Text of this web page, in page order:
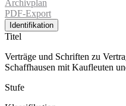
Archivplan
PDF-Export
Identifikation
Titel
Verträge und Schriften zu
Schaffhausen mit Kaufleuten
Stufe